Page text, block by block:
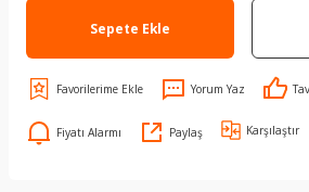
Sepete Ekle
Yorum Yaz
Fiyatı Alarmı Paylaş Karşılaştır